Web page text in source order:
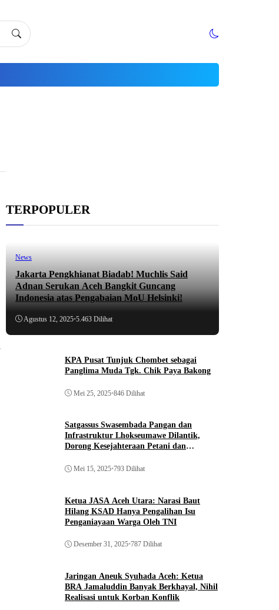
TERPOPULER
News
Jakarta Pengkhianat Biadab! Muchlis Said
Adnan Serukan Aceh Bangkit Guncang
Indonesia atas Pengabaian MoU Helsinki!
Agustus 12, 2025•5.463 Dilihat
KPA Pusat Tunjuk Chombet sebagai
Panglima Muda Tgk. Chik Paya Bakong
Mei 25, 2025•846 Dilihat
Satgassus Swasembada Pangan dan
Infrastruktur Lhokseumawe Dilantik,
Dorong Kesejahteraan Petani dan
Mei 15, 2025•793 Dilihat
Ketua JASA Aceh Utara: Narasi Baut
Hilang KSAD Hanya Pengalihan Isu
Penganiayaan Warga Oleh TNI
Desember 31, 2025•787 Dilihat
Jaringan Aneuk Syuhada Aceh: Ketua
BRA Jamaluddin Banyak Berkhayal, Nihil
Realisasi untuk Korban Konflik